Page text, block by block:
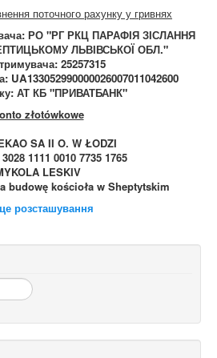
поточного рахунку у гривнях
РО "РГ РКЦ ПАРАФІЯ ЗІСЛАННЯ
ЛЬВІВСЬКОЇ ОБЛ."
25257315
UA133052990000026007011042600
АТ КБ "ПРИВАТБАНК"
złotówkowe
SA II O. W ŁODZI
1111 0010 7735 1765
LESKIV
budowę kościoła w Sheptytskim
розсташування